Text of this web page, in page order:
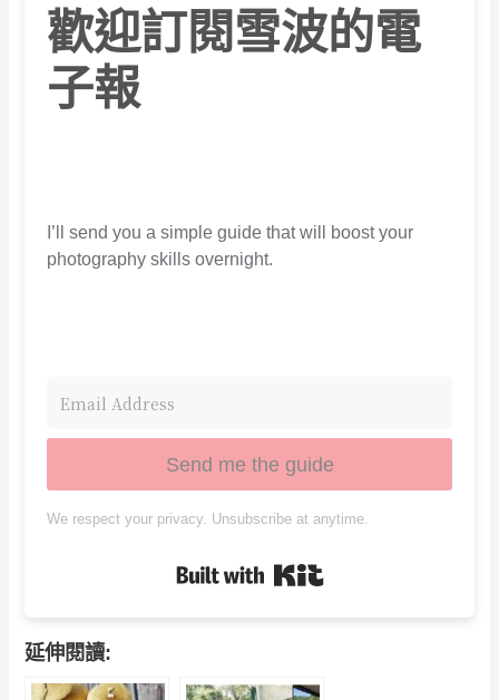
歡迎訂閱雪波的電
子報
I’ll send you a simple guide that will boost your
photography skills overnight.
Send me the guide
We respect your privacy. Unsubscribe at anytime.
延伸閱讀: